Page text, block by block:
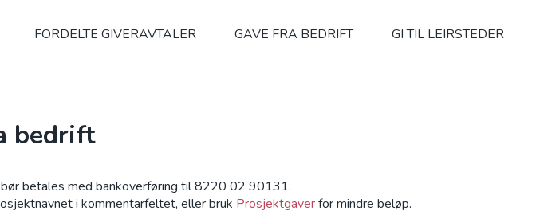
FORDELTE GIVERAVTALER GAVE FRA BEDRIFT GI TIL LEIRSTEDER
bedrift
betales med bankoverføring til 8220 02 90131.
i kommentarfeltet, eller bruk Prosjektgaverfor mindre beløp.